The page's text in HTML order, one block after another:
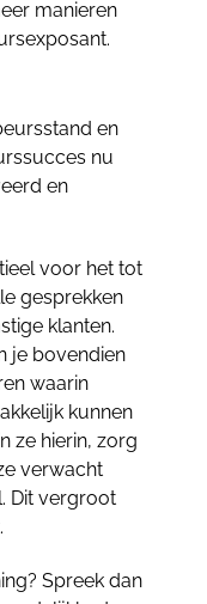
manieren
en
nu
en
voor het tot
gesprekken
klanten.
je bovendien
waarin
kunnen
ze hierin, zorg
verwacht
Dit vergroot
Spreek dan